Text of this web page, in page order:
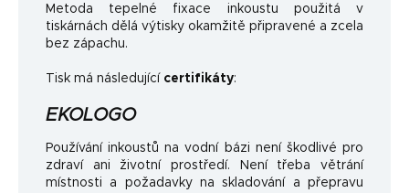
Metoda tepelné fixace inkoustu použitá v
tiskárnách dělá výtisky okamžitě připravené a zcela
bez zápachu.
Tisk má následující certifikáty:
EKOLOGO
Používání inkoustů na vodní bázi není škodlivé pro
zdraví ani životní prostředí. Není třeba větrání
místnosti a požadavky na skladování a přepravu